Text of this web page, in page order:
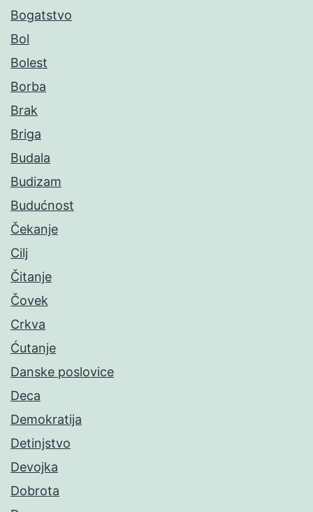
Bogatstvo
Bol
Bolest
Borba
Brak
Briga
Budala
Budizam
Budućnost
Čekanje
Cilj
Čitanje
Čovek
Crkva
Ćutanje
Danske poslovice
Deca
Demokratija
Detinjstvo
Devojka
Dobrota